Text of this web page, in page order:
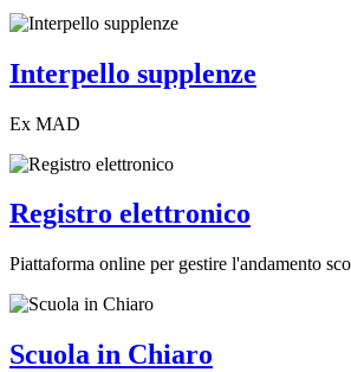
Interpello supplenze
Ex MAD
Registro elettronico
Piattaforma online per gestire l'andamento
Scuola in Chiaro